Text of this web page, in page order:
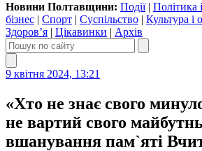
Новини Полтавщини: Події| Політика
бізнес | Спорт | Суспільство | Культура і
Здоров’я | Цікавинки | Архів
9 квітня 2024, 13:21
«Хто не знає свого
не вартий свого
вшанування пам`яті